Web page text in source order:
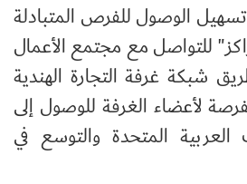
الوصول للفرص المتبادلة
للتواصل مع مجتمع الأعمال
شبكة غرفة التجارة الهندية
لأعضاء الغرفة للوصول إلى
المتحدة والتوسع في